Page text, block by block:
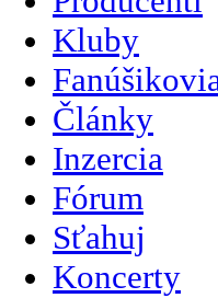
Kluby
Články
Inzercia
Fórum
Sťahuj
Koncerty